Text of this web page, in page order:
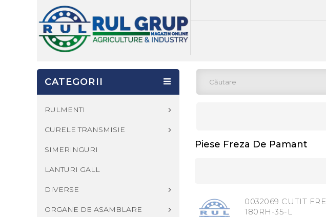
CATEGORII
RULMENTI
CURELE TRANSMISIE
SIMERINGURI
LANTURI GALL
DIVERSE
ORGANE DE ASAMBLARE
Piese Freza De Pamant
0032069 CUTIT
180RH-35-L